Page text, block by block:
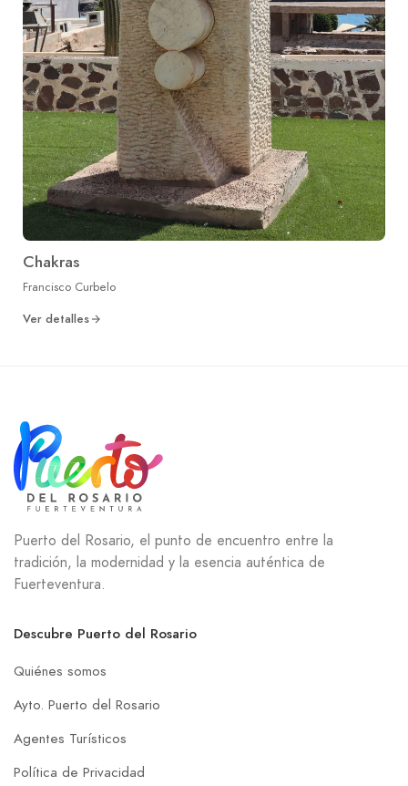
Chakras
Francisco Curbelo
Ver detalles
Puerto del Rosario, el punto de encuentro entre la
tradición, la modernidad y la esencia auténtica de
Fuerteventura.
Descubre Puerto del Rosario
Quiénes somos
Ayto. Puerto del Rosario
Agentes Turísticos
Política de Privacidad